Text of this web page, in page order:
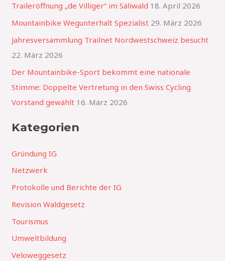
n
n
a
c
h
:
Traileröffnung „de Villiger“ im Säliwald 18. April 2026
Mountainbike Wegunterhalt Spezialist 29. März 2026
Jahresversammlung Trailnet Nordwestschweiz besucht
22. März 2026
Der Mountainbike-Sport bekommt eine nationale
Stimme: Doppelte Vertretung in den Swiss Cycling
Vorstand gewählt 16. März 2026
Kategorien
Gründung IG
Netzwerk
Protokolle und Berichte der IG
Revision Waldgesetz
Tourismus
Umweltbildung
Veloweggesetz